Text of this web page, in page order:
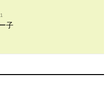
子